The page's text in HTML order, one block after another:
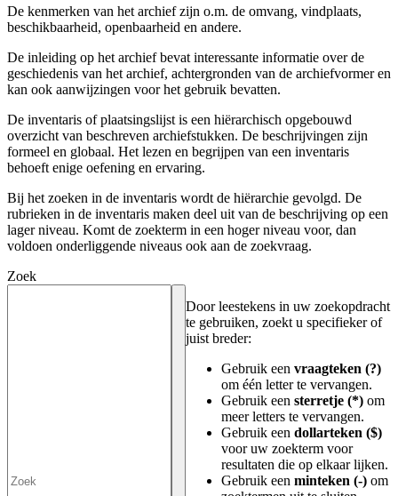
De kenmerken van het archief zijn o.m. de omvang, vindplaats,
beschikbaarheid, openbaarheid en andere.
De inleiding op het archief bevat interessante informatie over de
geschiedenis van het archief, achtergronden van de archiefvormer en
kan ook aanwijzingen voor het gebruik bevatten.
De inventaris of plaatsingslijst is een hiërarchisch opgebouwd
overzicht van beschreven archiefstukken. De beschrijvingen zijn
formeel en globaal. Het lezen en begrijpen van een inventaris
behoeft enige oefening en ervaring.
Bij het zoeken in de inventaris wordt de hiërarchie gevolgd. De
rubrieken in de inventaris maken deel uit van de beschrijving op een
lager niveau. Komt de zoekterm in een hoger niveau voor, dan
voldoen onderliggende niveaus ook aan de zoekvraag.
Zoek
Door leestekens in uw zoekopdracht
te gebruiken, zoekt u specifieker of
juist breder:
Gebruik een vraagteken (?)
om één letter te vervangen.
Gebruik een sterretje (*) om
meer letters te vervangen.
Gebruik een dollarteken ($)
voor uw zoekterm voor
resultaten die op elkaar lijken.
Gebruik een minteken (-) om